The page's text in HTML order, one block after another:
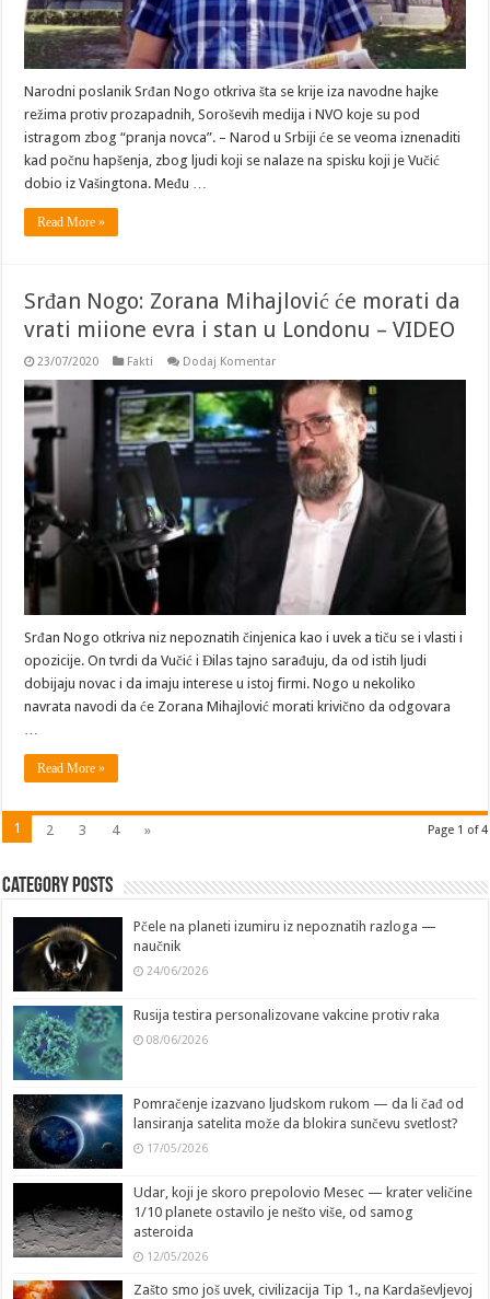
Narodni poslanik Srđan Nogo otkriva šta se krije iza navodne hajke
režima protiv prozapadnih, Soroševih medija i NVO koje su pod
istragom zbog “pranja novca”. – Narod u Srbiji će se veoma iznenaditi
kad počnu hapšenja, zbog ljudi koji se nalaze na spisku koji je Vučić
dobio iz Vašingtona. Među …
Read More »
Srđan Nogo: Zorana Mihajlović će morati da
vrati miione evra i stan u Londonu – VIDEO
23/07/2020 Fakti Dodaj Komentar
Srđan Nogo otkriva niz nepoznatih činjenica kao i uvek a tiču se i vlasti i
opozicije. On tvrdi da Vučić i Đilas tajno sarađuju, da od istih ljudi
dobijaju novac i da imaju interese u istoj firmi. Nogo u nekoliko
navrata navodi da će Zorana Mihajlović morati krivično da odgovara
Read More »
Page 1 of 4
1 2 3 4 »
Category Posts
Pčele na planeti izumiru iz nepoznatih razloga —
naučnik
24/06/2026
Rusija testira personalizovane vakcine protiv raka
08/06/2026
Pomračenje izazvano ljudskom rukom — da li čađ od
lansiranja satelita može da blokira sunčevu svetlost?
17/05/2026
Udar, koji je skoro prepolovio Mesec — krater veličine
1/10 planete ostavilo je nešto više, od samog
asteroida
12/05/2026
Zašto smo još uvek, civilizacija Tip 1., na Kardaševljevoj